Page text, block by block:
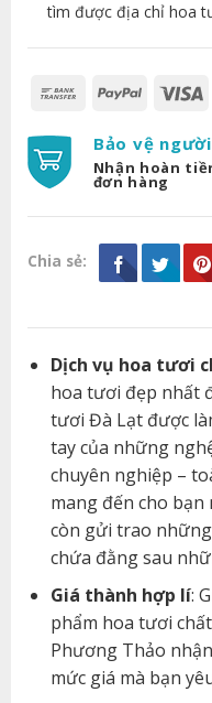
tìm được địa chỉ hoa
Bảo vệ
Nhận hoàn
đơn hàng
Chia sẻ:
Dịch vụ hoa tươi
hoa tươi đẹp nhất
tươi Đà Lạt được
tay của những
chuyên nghiệp –
mang đến cho
còn gửi trao
chứa đằng sau
Giá thành hợp lí:
phẩm hoa tươi
Phương Thảo
mức giá mà bạn